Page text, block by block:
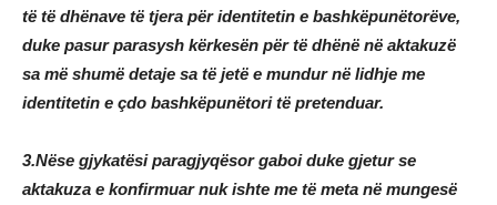
të të dhënave të tjera për identitetin e bashkëpunëtorëve,
duke pasur parasysh kërkesën për të dhënë në aktakuzë
sa më shumë detaje sa të jetë e mundur në lidhje me
identitetin e çdo bashkëpunëtori të pretenduar.
3.Nëse gjykatësi paragjyqësor gaboi duke gjetur se
aktakuza e konfirmuar nuk ishte me të meta në mungesë